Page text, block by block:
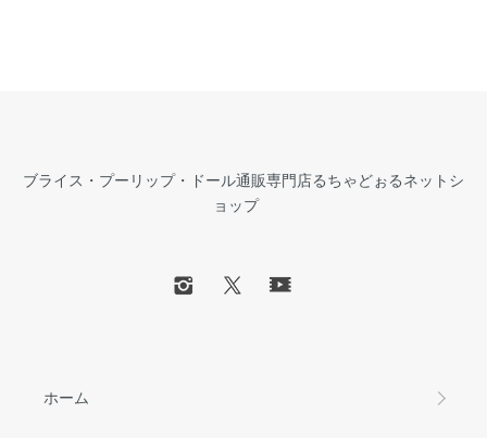
ブライス・プーリップ・ドール通販専門店るちゃどぉるネットシ
ョップ
ホーム